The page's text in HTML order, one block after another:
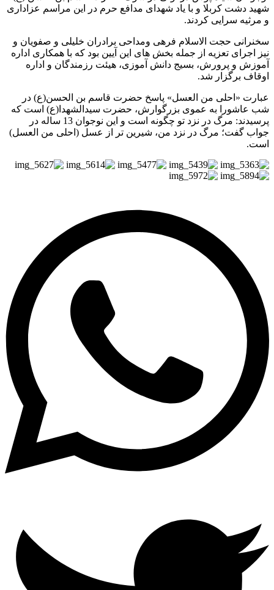
دشت کربلا و با یاد شهدای مدافع حرم در این مراسم عزاداری
سرایی کردند.
حجت الاسلام فرهی ومداحی برادران خلیلی و صفویان و
اجرای تعزیه از جمله بخش های این آیین بود که با همکاری اداره
و پرورش، بسیج دانش آموزی، هیئت رزمندگان و اداره
برگزار شد.
«احلی من العسل» پاسخ حضرت قاسم بن الحسن(ع) در
عاشورا به عموی بزرگوارش، حضرت سیدالشهدا(ع) است که
پرسیدند: مرگ در نزد تو چگونه است و این نوجوان 13 ساله در
گفت؛ مرگ در نزد من، شیرین تر از عسل (احلی من العسل)